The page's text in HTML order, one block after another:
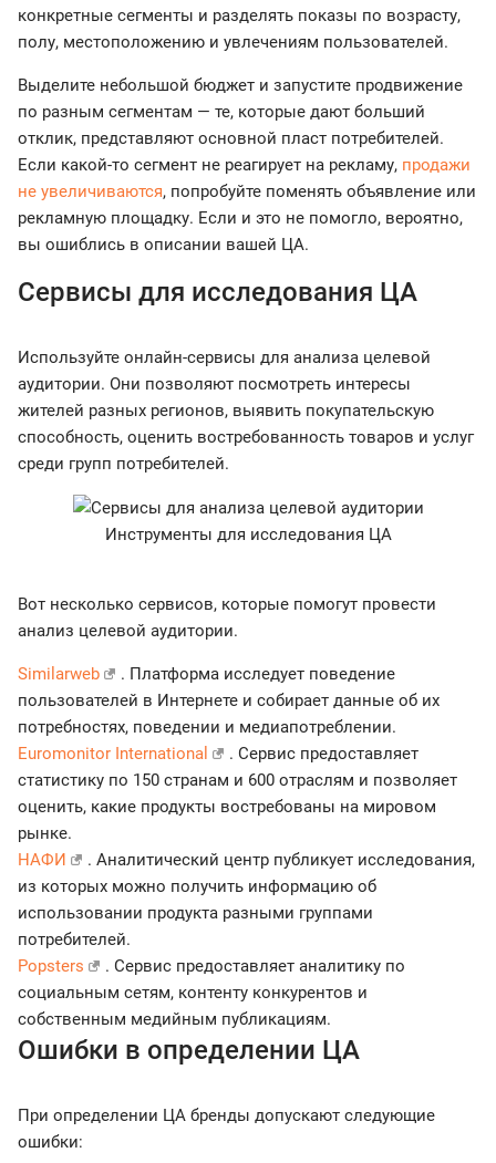
конкретные сегменты и разделять показы по возрасту,
полу, местоположению и увлечениям пользователей.
Выделите небольшой бюджет и запустите продвижение
по разным сегментам — те, которые дают больший
отклик, представляют основной пласт потребителей.
Если какой-то сегмент не реагирует на рекламу, продажи
не увеличиваются, попробуйте поменять объявление или
рекламную площадку. Если и это не помогло, вероятно,
вы ошиблись в описании вашей ЦА.
Сервисы для исследования ЦА
Используйте онлайн-сервисы для анализа целевой
аудитории. Они позволяют посмотреть интересы
жителей разных регионов, выявить покупательскую
способность, оценить востребованность товаров и услуг
среди групп потребителей.
Инструменты для исследования ЦА
Вот несколько сервисов, которые помогут провести
анализ целевой аудитории.
Similarweb
. Платформа исследует поведение
пользователей в Интернете и собирает данные об их
потребностях, поведении и медиапотреблении.
Euromonitor International
. Сервис предоставляет
статистику по 150 странам и 600 отраслям и позволяет
оценить, какие продукты востребованы на мировом
рынке.
НАФИ
. Аналитический центр публикует исследования,
из которых можно получить информацию об
использовании продукта разными группами
потребителей.
Popsters
. Сервис предоставляет аналитику по
социальным сетям, контенту конкурентов и
собственным медийным публикациям.
Ошибки в определении ЦА
При определении ЦА бренды допускают следующие
ошибки: